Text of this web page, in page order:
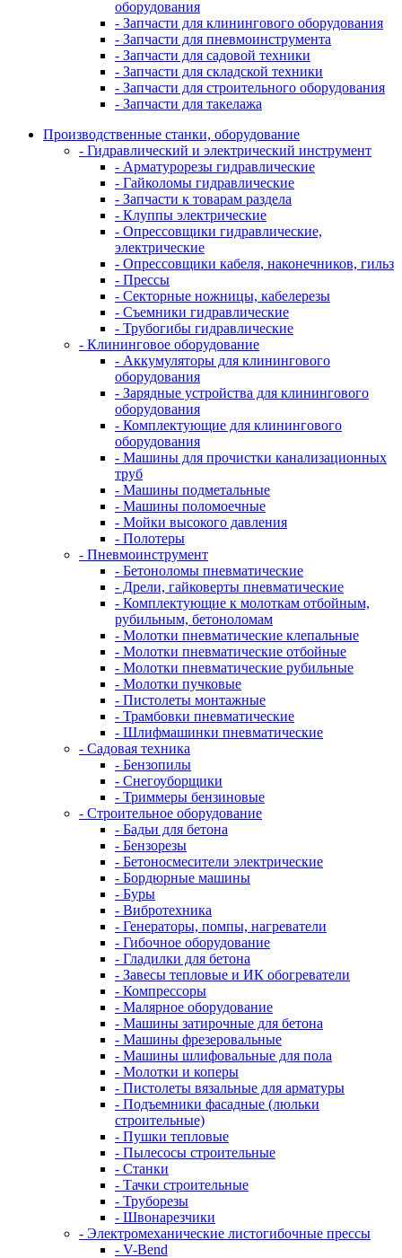
оборудования
- Запчасти для клинингового оборудования
- Запчасти для пневмоинструмента
- Запчасти для садовой техники
- Запчасти для складской техники
- Запчасти для строительного оборудования
- Запчасти для такелажа
Производственные станки, оборудование
- Гидравлический и электрический инструмент
- Арматурорезы гидравлические
- Гайколомы гидравлические
- Запчасти к товарам раздела
- Клуппы электрические
- Опрессовщики гидравлические,
электрические
- Опрессовщики кабеля, наконечников, гильз
- Прессы
- Секторные ножницы, кабелерезы
- Съемники гидравлические
- Трубогибы гидравлические
- Клининговое оборудование
- Аккумуляторы для клинингового
оборудования
- Зарядные устройства для клинингового
оборудования
- Комплектующие для клинингового
оборудования
- Машины для прочистки канализационных
труб
- Машины подметальные
- Машины поломоечные
- Мойки высокого давления
- Полотеры
- Пневмоинструмент
- Бетоноломы пневматические
- Дрели, гайковерты пневматические
- Комплектующие к молоткам отбойным,
рубильным, бетоноломам
- Молотки пневматические клепальные
- Молотки пневматические отбойные
- Молотки пневматические рубильные
- Молотки пучковые
- Пистолеты монтажные
- Трамбовки пневматические
- Шлифмашинки пневматические
- Садовая техника
- Бензопилы
- Снегоуборщики
- Триммеры бензиновые
- Строительное оборудование
- Бадьи для бетона
- Бензорезы
- Бетоносмесители электрические
- Бордюрные машины
- Буры
- Вибротехника
- Генераторы, помпы, нагреватели
- Гибочное оборудование
- Гладилки для бетона
- Завесы тепловые и ИК обогреватели
- Компрессоры
- Малярное оборудование
- Машины затирочные для бетона
- Машины фрезеровальные
- Машины шлифовальные для пола
- Молотки и коперы
- Пистолеты вязальные для арматуры
- Подъемники фасадные (люльки
строительные)
- Пушки тепловые
- Пылесосы строительные
- Станки
- Тачки строительные
- Труборезы
- Швонарезчики
- Электромеханические листогибочные прессы
- V-Bend